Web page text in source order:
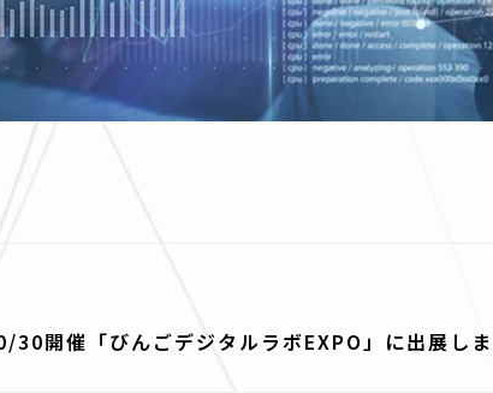
30開催「びんごデジタルラボEXPO」に出展し